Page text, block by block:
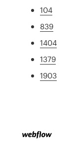
104
839
1404
1379
1903